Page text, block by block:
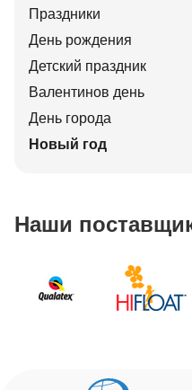
Праздники
День рождения
Детский праздник
Валентинов день
День города
Новый год
Наши